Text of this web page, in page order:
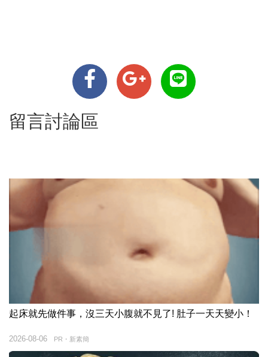
留言討論區
起床就先做件事，沒三天小腹就不見了! 肚子一天天變小！
PR・新素簡
2026-08-06